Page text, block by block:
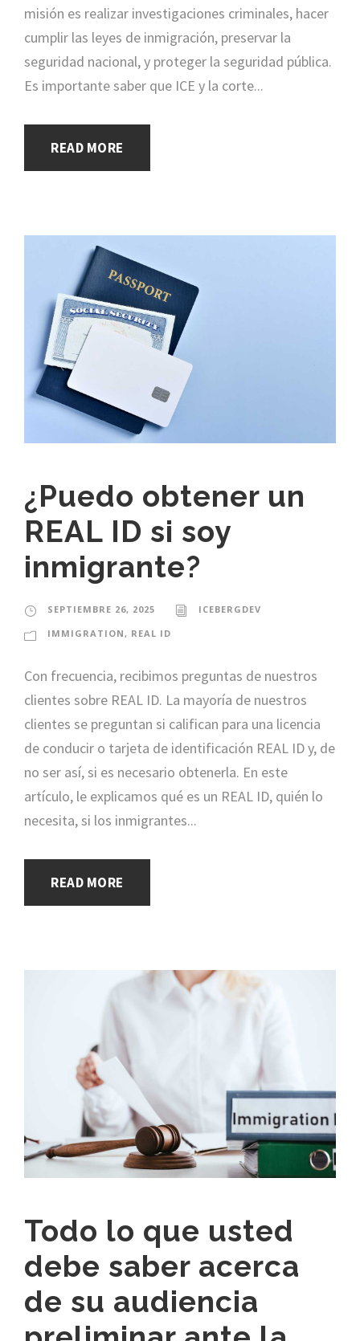
misión es realizar investigaciones criminales, hacer
cumplir las leyes de inmigración, preservar la
seguridad nacional, y proteger la seguridad pública.
Es importante saber que ICE y la corte...
READ MORE
¿Puedo obtener un
REAL ID si soy
inmigrante?
SEPTIEMBRE 26, 2025
ICEBERGDEV
IMMIGRATION, REAL ID
Con frecuencia, recibimos preguntas de nuestros
clientes sobre REAL ID. La mayoría de nuestros
clientes se preguntan si califican para una licencia
de conducir o tarjeta de identificación REAL ID y, de
no ser así, si es necesario obtenerla. En este
artículo, le explicamos qué es un REAL ID, quién lo
necesita, si los inmigrantes...
READ MORE
Todo lo que usted
debe saber acerca
de su audiencia